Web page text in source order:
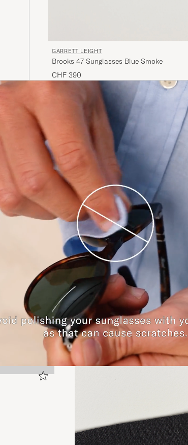
GARRETT LEIGHT
Brooks 47 Sunglasses Blue Smoke
CHF 390